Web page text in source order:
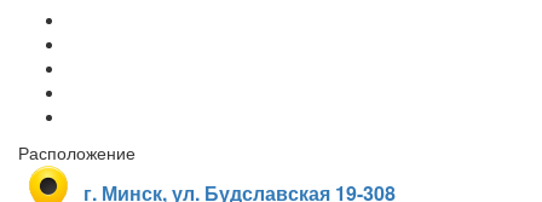
Расположение
г. Минск, ул. Будславская 19-308